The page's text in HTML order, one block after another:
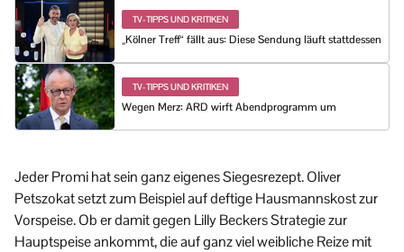
TV-TIPPS UND KRITIKEN
„Kölner Treff“ fällt aus: Diese Sendung läuft stattdessen
TV-TIPPS UND KRITIKEN
Wegen Merz: ARD wirft Abendprogramm um
Jeder Promi hat sein ganz eigenes Siegesrezept. Oliver
Petszokat setzt zum Beispiel auf deftige Hausmannskost zur
Vorspeise. Ob er damit gegen Lilly Beckers Strategie zur
Hauptspeise ankommt, die auf ganz viel weibliche Reize mit